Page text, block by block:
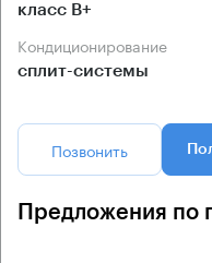
класс B+
Кондиционирование
сплит-системы
Позвонить
Предложения по